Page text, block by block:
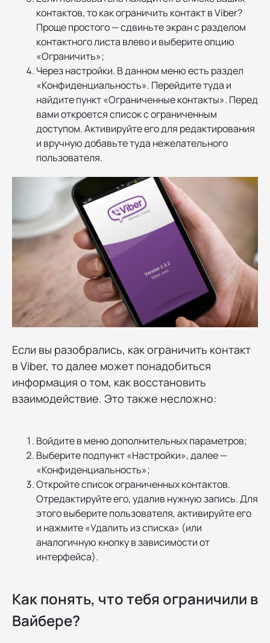
контактов, то как ограничить контакт в Viber?
Проще простого — сдвиньте экран с разделом
контактного листа влево и выберите опцию
«Ограничить»;
Через настройки. В данном меню есть раздел
«Конфиденциальность». Перейдите туда и
найдите пункт «Ограниченные контакты». Перед
вами откроется список с ограниченным
доступом. Активируйте его для редактирования
и вручную добавьте туда нежелательного
пользователя.
Если вы разобрались, как ограничить контакт
в Viber, то далее может понадобиться
информация о том, как восстановить
взаимодействие. Это также несложно:
Войдите в меню дополнительных параметров;
Выберите подпункт «Настройки», далее —
«Конфиденциальность»;
Откройте список ограниченных контактов.
Отредактируйте его, удалив нужную запись. Для
этого выберите пользователя, активируйте его
и нажмите «Удалить из списка» (или
аналогичную кнопку в зависимости от
интерфейса).
Как понять, что тебя ограничили в
Вайбере?